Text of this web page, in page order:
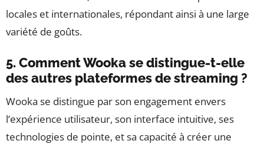
locales et internationales, répondant ainsi à une large
variété de goûts.
5. Comment Wooka se distingue-t-elle
des autres plateformes de streaming ?
Wooka se distingue par son engagement envers
l’expérience utilisateur, son interface intuitive, ses
technologies de pointe, et sa capacité à créer une